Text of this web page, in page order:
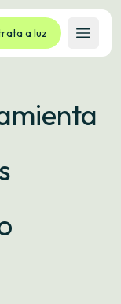
a luz
Abrir